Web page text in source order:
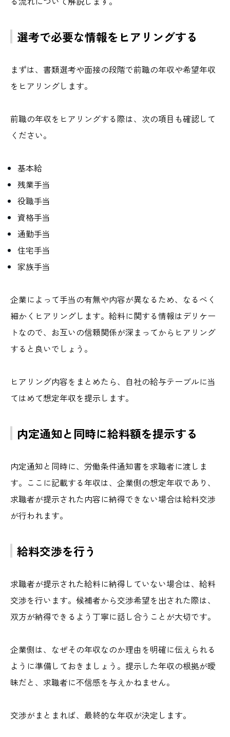
選考で必要な情報をヒアリングする
まずは、書類選考や面接の段階で前職の年収や希望年収
をヒアリングします。
前職の年収をヒアリングする際は、次の項目も確認して
ください。
基本給
残業手当
役職手当
資格手当
通勤手当
住宅手当
家族手当
企業によって手当の有無や内容が異なるため、なるべく
細かくヒアリングします。給料に関する情報はデリケー
トなので、お互いの信頼関係が深まってからヒアリング
すると良いでしょう。
ヒアリング内容をまとめたら、自社の給与テーブルに当
てはめて想定年収を提示します。
内定通知と同時に給料額を提示する
内定通知と同時に、労働条件通知書を求職者に渡しま
す。ここに記載する年収は、企業側の想定年収であり、
求職者が提示された内容に納得できない場合は給料交渉
が行われます。
給料交渉を行う
求職者が提示された給料に納得していない場合は、給料
交渉を行います。候補者から交渉希望を出された際は、
双方が納得できるよう丁寧に話し合うことが大切です。
企業側は、なぜその年収なのか理由を明確に伝えられる
ように準備しておきましょう。提示した年収の根拠が曖
昧だと、求職者に不信感を与えかねません。
交渉がまとまれば、最終的な年収が決定します。